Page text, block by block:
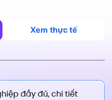
Xem thực tế
đầy đủ, chi tiết